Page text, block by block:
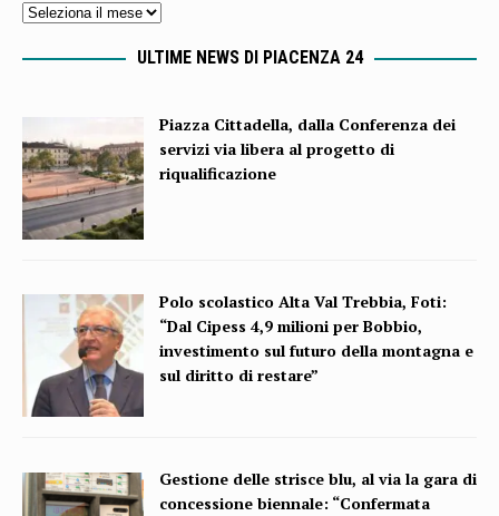
ULTIME NEWS DI PIACENZA 24
Piazza Cittadella, dalla Conferenza dei
servizi via libera al progetto di
riqualificazione
Polo scolastico Alta Val Trebbia, Foti:
“Dal Cipess 4,9 milioni per Bobbio,
investimento sul futuro della montagna e
sul diritto di restare”
Gestione delle strisce blu, al via la gara di
concessione biennale: “Confermata